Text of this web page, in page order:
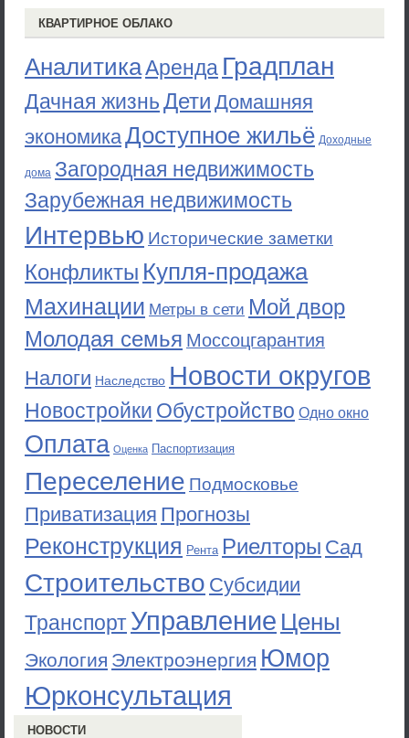
КВАРТИРНОЕ ОБЛАКО
АналитикаАренда Градплан
Дачная жизньДети Домашняя
экономикаДоступное жильё Доходные
дома Загородная недвижимость
Зарубежная недвижимость
Интервью Исторические заметки
Конфликты Купля-продажа
Махинации Метры в сети Мой двор
Молодая семья Моссоцгарантия
Налоги Наследство Новости округов
Новостройки Обустройство Одно окно
Оплата Оценка Паспортизация
Переселение Подмосковье
Приватизация Прогнозы
Реконструкция Рента Риелторы Сад
Строительство Субсидии
ТранспортУправление Цены
Экология Электроэнергия Юмор
Юрконсультация
НОВОСТИ